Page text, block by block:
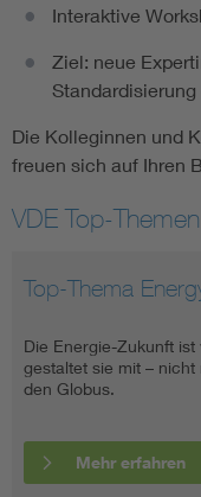
Interaktive
Ziel: neue
Die Kolleginnen und
freuen sich auf Ihren
VDE Top-Themen
Top-Thema
Die Energie-Zukunft
gestaltet sie mit –
den Globus.
Mehr erfahren
AI & Digital Trust
Ob ein KI-System den
Produkt den Cyber
digitale Identitäten
von der Norm über die
Top-Thema
Entdecken Sie die
Sie mehr zu
Fahrzeugen und
VDE Health
Bringen Sie Ihre
Standards
Die Experten von VDE
und
Mehr erfahren